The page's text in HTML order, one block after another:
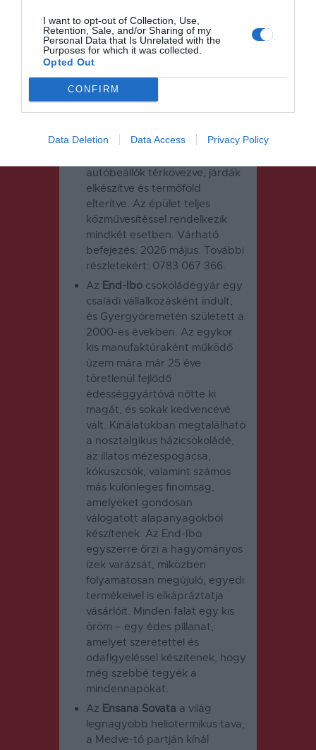
I want to opt-out of Collection, Use,
Retention, Sale, and/or Sharing of my
Personal Data that Is Unrelated with the
Purposes for which it was collected.
Opted Out
CONFIRM
Data Deletion Data Access Privacy Policy
elterítve) – Kulcsrakész állapot:
228.000 € + ÁFA –
(Konyhabútor beépítve,
Electrolux konyhagépekkel
felszerelt, fürdőszobák
csempézve, szobák és lépcső
szalagparkettázva, beltéri ajtók
fürdőradiátorok felszerelve)
autóbeállók térkövezve, járdák
elkészítve és termőföld
elterítve. Az épület teljes
közművesítéssel rendelkezik
mindkét esetben. Várható
befejezés: 2026 május. További
részletekért: 0783 067 366.
Az End-Ibocsokoládégyár egy
családi vállalkozásként indult,
és Gyergyóremetén született a
2000-es években. Az egykor
kis manufaktúraként működő
üzem mára már 25 éve
töretlenül fejlődő
édességgyártóvá nőtte ki
magát, és sokak kedvencévé
vált. Kínálatukban megtalálható
a nosztalgikus házicsokoládé,
az illatos mézespogácsa,
kókuszcsók, valamint számos
más különleges finomság,
amelyeket gondosan
válogatott alapanyagokból
készítenek. Az End-Ibo
egyszerre őrzi a hagyományos
ízek varázsát, miközben
folyamatosan megújuló, egyedi
termékeivel is elkápráztatja
vásárlóit. Minden falat egy kis
öröm – egy édes pillanat,
amelyet szeretettel és
odafigyeléssel készítenek, hogy
még szebbé tegyék a
mindennapokat.
Az Ensana Sovata a világ
legnagyobb heliotermikus tava,
a Medve-tó partján kínál